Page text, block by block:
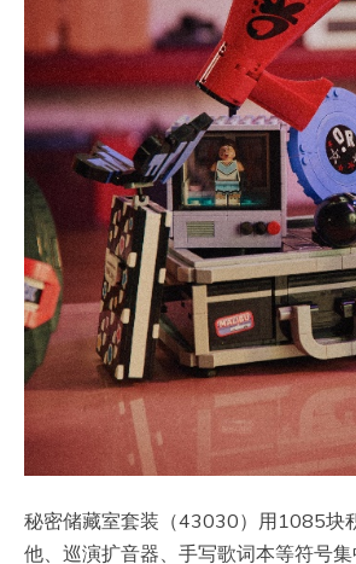
秘密储藏室套装（43030）用1085块
他、巡演扩音器、手写歌词本等符号